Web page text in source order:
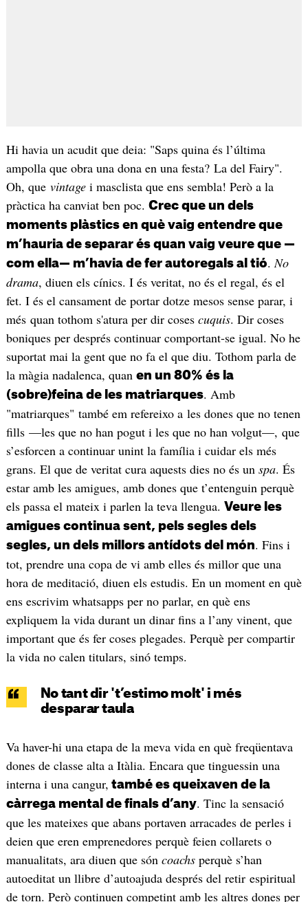
Hi havia un acudit que deia: "Saps quina és l’última
ampolla que obra una dona en una festa? La del Fairy".
Oh, que vintagei masclista que ens sembla! Però a la
pràctica ha canviat ben poc. Crec que un dels
moments plàstics en què vaig entendre que
m’hauria de separar és quan vaig veure que —
com ella— m’havia de fer autoregals al tió. No
drama, diuen els cínics. I és veritat, no és el regal, és el
fet. I és el cansament de portar dotze mesos sense parar, i
més quan tothom s'atura per dir coses cuquis. Dir coses
boniques per després continuar comportant-se igual. No he
suportat mai la gent que no fa el que diu. Tothom parla de
la màgia nadalenca, quan en un 80% és la
(sobre)feina de les matriarques. Amb
"matriarques" també em refereixo a les dones que no tenen
fills —les que no han pogut i les que no han volgut—, que
s’esforcen a continuar unint la família i cuidar els més
grans. El que de veritat cura aquests dies no és un spa. És
estar amb les amigues, amb dones que t’entenguin perquè
els passa el mateix i parlen la teva llengua. Veure les
amigues continua sent, pels segles dels
segles, un dels millors antídots del món. Fins i
tot, prendre una copa de vi amb elles és millor que una
hora de meditació, diuen els estudis. En un moment en què
ens escrivim whatsapps per no parlar, en què ens
expliquem la vida durant un dinar fins a l’any vinent, que
important que és fer coses plegades. Perquè per compartir
la vida no calen titulars, sinó temps.
No tant dir 't’estimo molt' i més
desparar taula
Va haver-hi una etapa de la meva vida en què freqüentava
dones de classe alta a Itàlia. Encara que tinguessin una
interna i una cangur, també es queixaven de la
càrrega mental de finals d’any. Tinc la sensació
que les mateixes que abans portaven arracades de perles i
deien que eren emprenedores perquè feien collarets o
manualitats, ara diuen que són coachs perquè s’han
autoeditat un llibre d’autoajuda després del retir espiritual
de torn. Però continuen competint amb les altres dones per